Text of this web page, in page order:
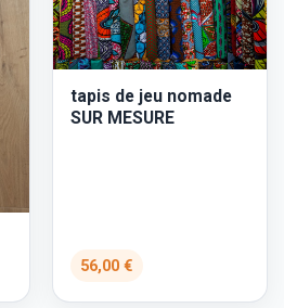
tapis de jeu nomade
SUR MESURE
56,00 €